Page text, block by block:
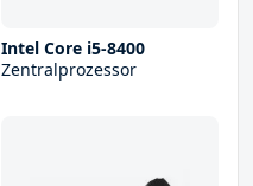
Intel Core i5-8400
Zentralprozessor